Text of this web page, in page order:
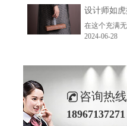
2024-06-28
咨询热线
18967137271